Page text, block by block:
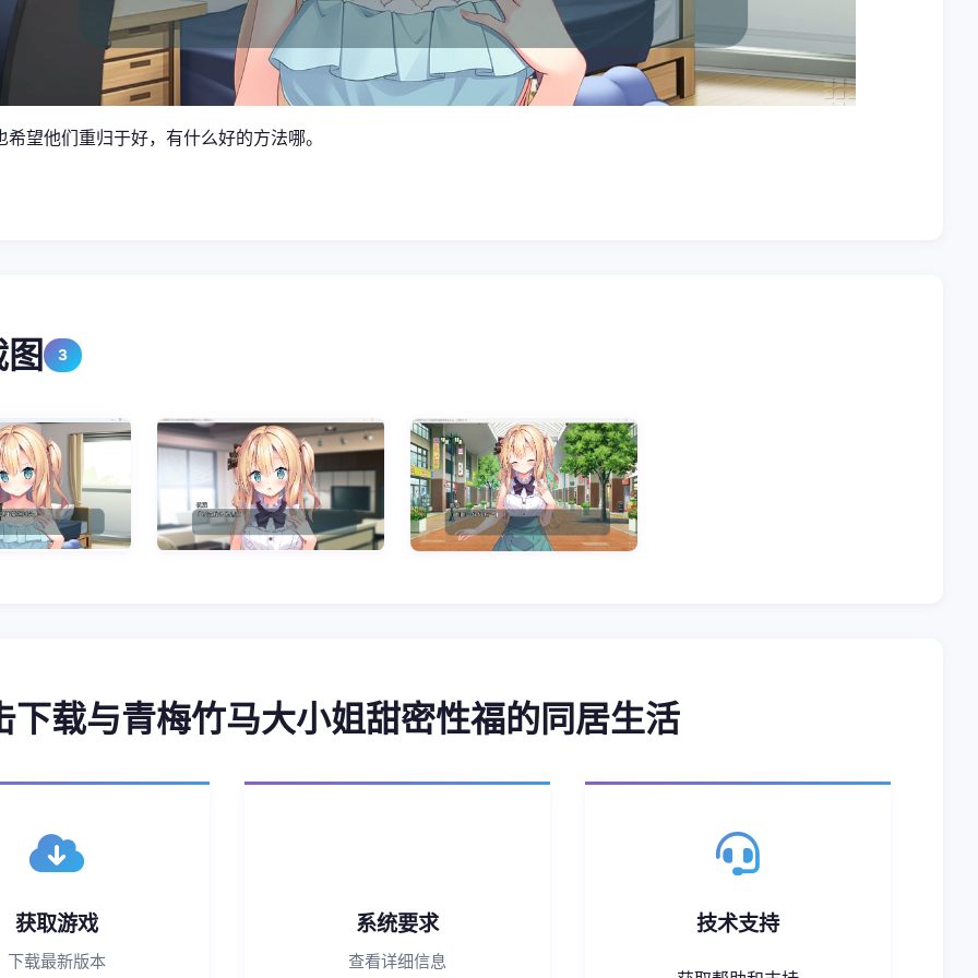
希望他们重归于好，有什么好的方法哪。
3
下载与青梅竹马大小姐甜密性福的同居生活
获取游戏
下载最新版本
系统要求
查看详细信息
技术支持